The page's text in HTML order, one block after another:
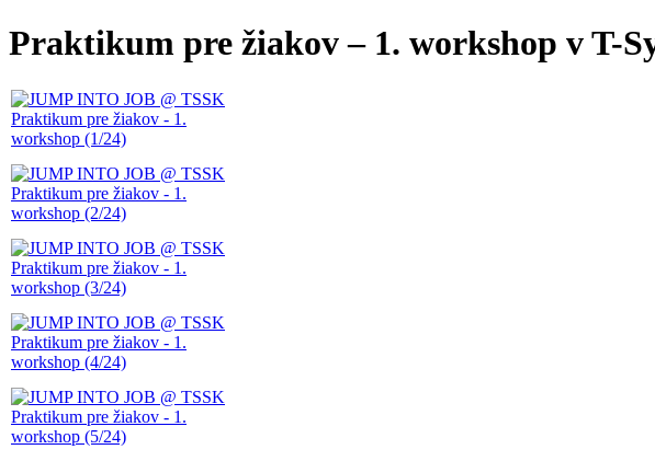
Praktikum pre žiakov – 1. workshop v T-